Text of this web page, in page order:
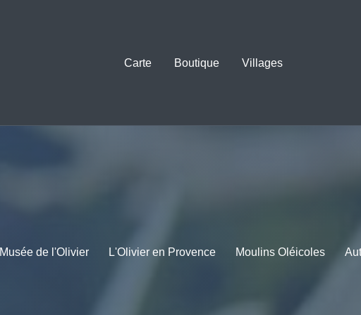
Carte Boutique Villages
Musée de l'Olivier L'Olivier en Provence Moulins Oléicoles